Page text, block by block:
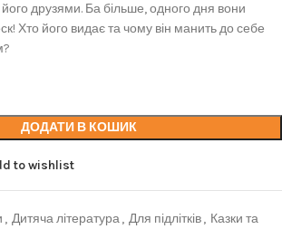
друзями. Ба більше, одного дня вони
Хто його видає та чому він манить до себе
ДОДАТИ В КОШИК
to wishlist
, Дитяча література, Для підлітків, Казки та